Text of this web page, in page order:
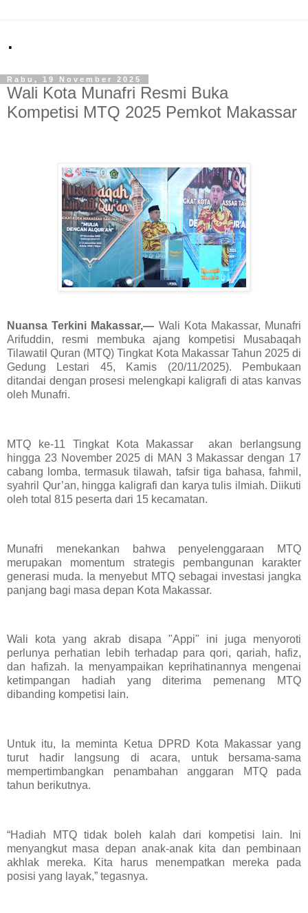
.
Rabu, 19 November 2025
Wali Kota Munafri Resmi Buka
Kompetisi MTQ 2025 Pemkot Makassar
Nuansa Terkini Makassar,— Wali Kota Makassar, Munafri
Arifuddin, resmi membuka ajang kompetisi Musabaqah
Tilawatil Quran (MTQ) Tingkat Kota Makassar Tahun 2025 di
Gedung Lestari 45, Kamis (20/11/2025). Pembukaan
ditandai dengan prosesi melengkapi kaligrafi di atas kanvas
oleh Munafri.
MTQ ke-11 Tingkat Kota Makassar akan berlangsung
hingga 23 November 2025 di MAN 3 Makassar dengan 17
cabang lomba, termasuk tilawah, tafsir tiga bahasa, fahmil,
syahril Qur’an, hingga kaligrafi dan karya tulis ilmiah. Diikuti
oleh total 815 peserta dari 15 kecamatan.
Munafri menekankan bahwa penyelenggaraan MTQ
merupakan momentum strategis pembangunan karakter
generasi muda. Ia menyebut MTQ sebagai investasi jangka
panjang bagi masa depan Kota Makassar.
Wali kota yang akrab disapa "Appi" ini juga menyoroti
perlunya perhatian lebih terhadap para qori, qariah, hafiz,
dan hafizah. Ia menyampaikan keprihatinannya mengenai
ketimpangan hadiah yang diterima pemenang MTQ
dibanding kompetisi lain.
Untuk itu, Ia meminta Ketua DPRD Kota Makassar yang
turut hadir langsung di acara, untuk bersama-sama
mempertimbangkan penambahan anggaran MTQ pada
tahun berikutnya.
“Hadiah MTQ tidak boleh kalah dari kompetisi lain. Ini
menyangkut masa depan anak-anak kita dan pembinaan
akhlak mereka. Kita harus menempatkan mereka pada
posisi yang layak,” tegasnya.